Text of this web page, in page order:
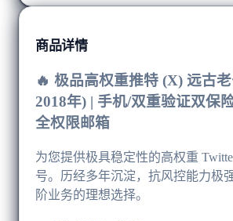
商品详情
🔥 极品高权重推特 (X) 远古
2018年) | 手机/双重验证双保
全权限邮箱
为您提供极具稳定性的高权重
号。历经多年沉淀，抗风控能力极
阶业务的理想选择。